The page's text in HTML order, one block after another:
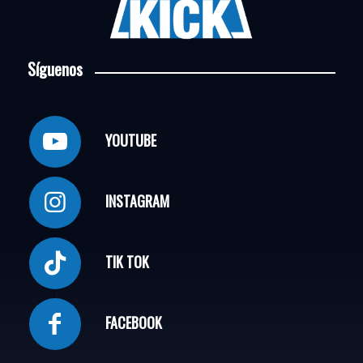
Síguenos
YOUTUBE
INSTAGRAM
TIK TOK
FACEBOOK